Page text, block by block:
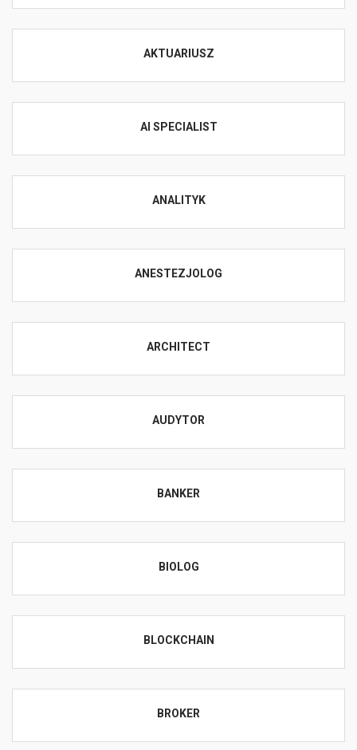
AKTUARIUSZ
AI SPECIALIST
ANALITYK
ANESTEZJOLOG
ARCHITECT
AUDYTOR
BANKER
BIOLOG
BLOCKCHAIN
BROKER